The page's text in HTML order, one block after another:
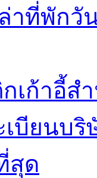
าที่พักวั
เก้าอี้
เบียนบ
สุด